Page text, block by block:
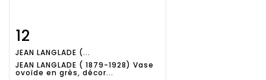
détaillée
12
JEAN LANGLADE (...
JEAN LANGLADE ( 1879-1928) Vase
ovoïde en grès, décor...